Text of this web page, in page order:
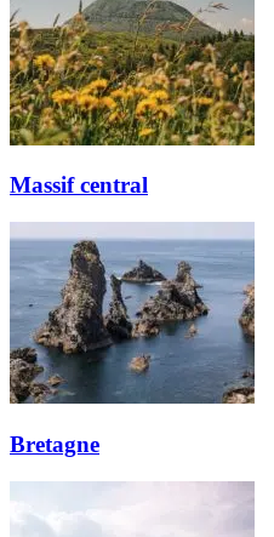
Massif central
Bretagne